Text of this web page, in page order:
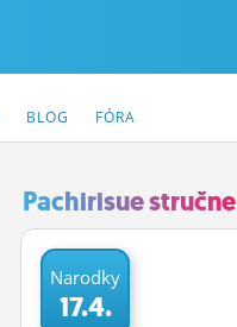
BLOG FÓRA
Pachirisue stručne
Narodky
17.4.